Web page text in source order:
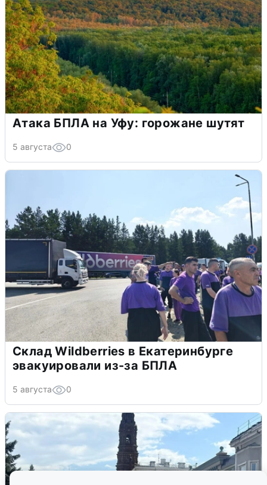
Атака БПЛА на Уфу: горожане шутят
5 августа 0
Склад Wildberries в Екатеринбурге
эвакуировали из-за БПЛА
5 августа 0